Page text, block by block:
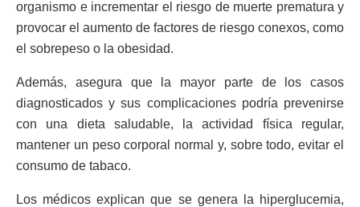
organismo e incrementar el riesgo de muerte prematura y
provocar el aumento de factores de riesgo conexos, como
el sobrepeso o la obesidad.
Además, asegura que la mayor parte de los casos
diagnosticados y sus complicaciones podría prevenirse
con una dieta saludable, la actividad física regular,
mantener un peso corporal normal y, sobre todo, evitar el
consumo de tabaco.
Los médicos explican que se genera la hiperglucemia,